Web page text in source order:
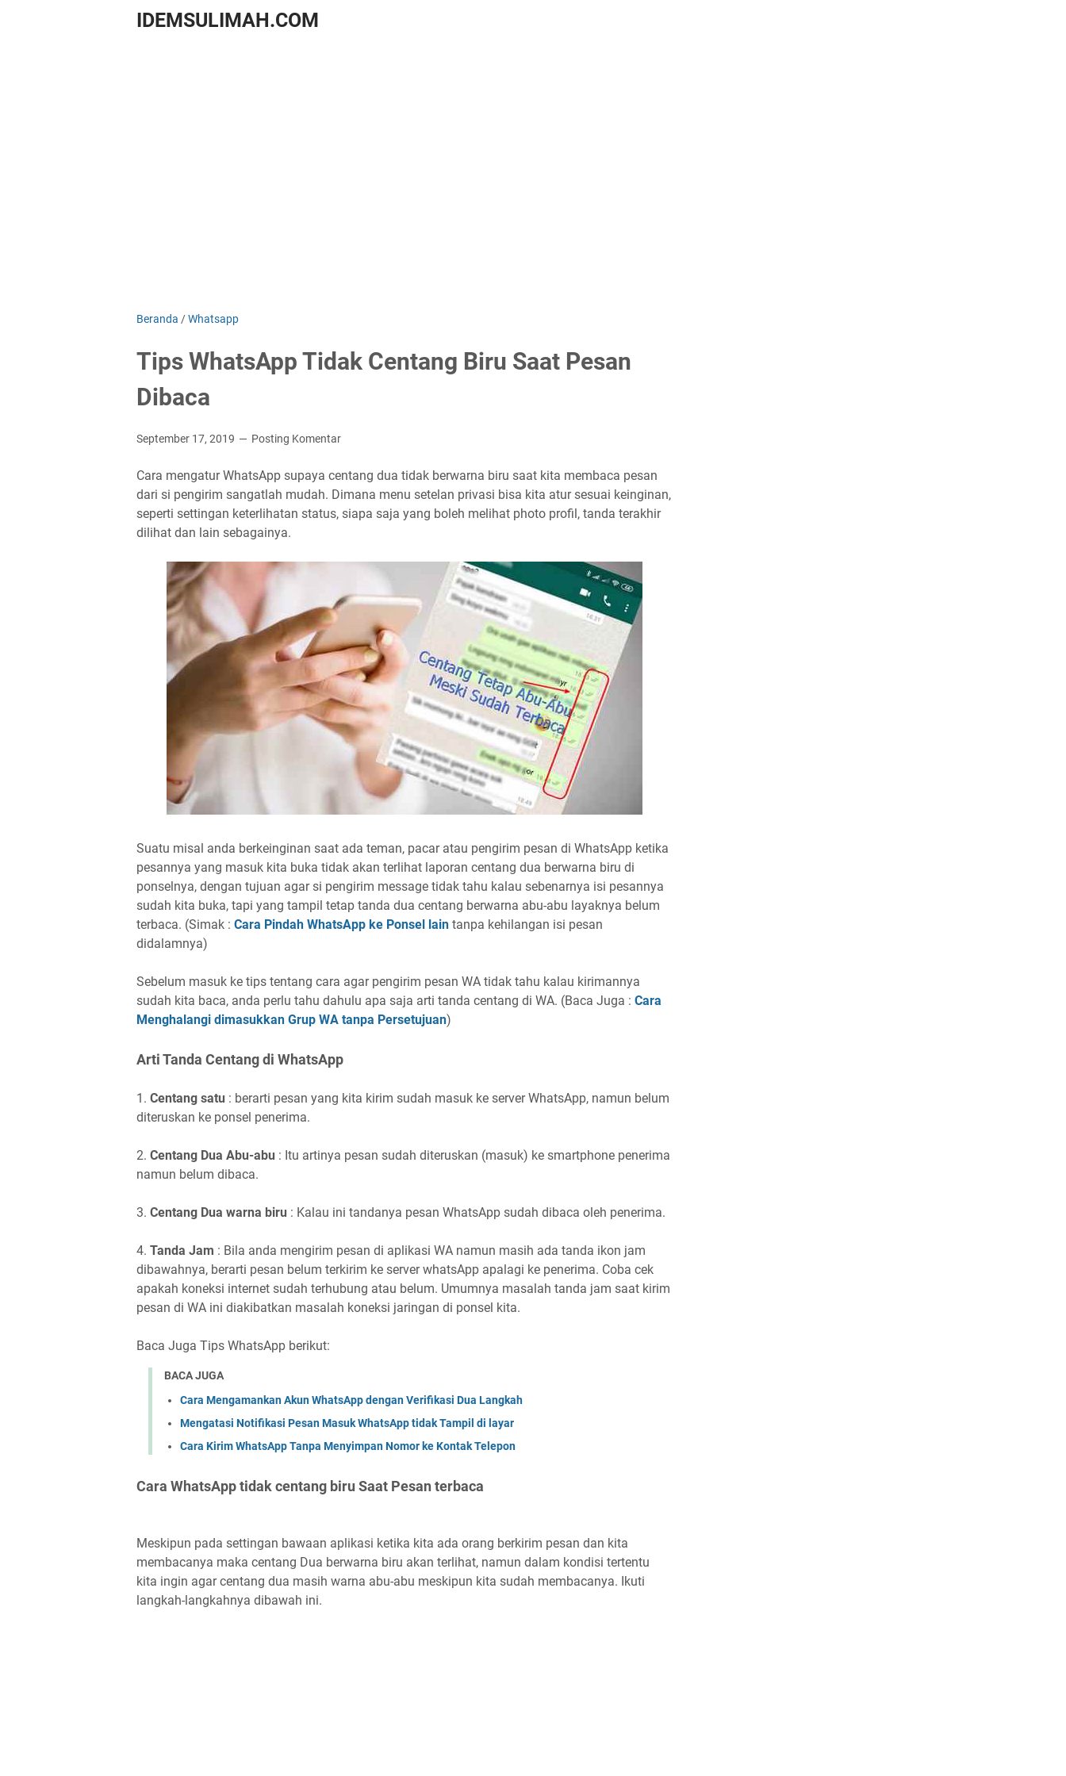
IDEMSULIMAH.COM
Beranda /Whatsapp
Tips WhatsApp Tidak Centang Biru Saat Pesan
Dibaca
September 17, 2019 Posting Komentar
Cara mengatur WhatsApp supaya centang dua tidak berwarna biru saat kita membaca pesan
dari si pengirim sangatlah mudah. Dimana menu setelan privasi bisa kita atur sesuai keinginan,
seperti settingan keterlihatan status, siapa saja yang boleh melihat photo profil, tanda terakhir
dilihat dan lain sebagainya.
Suatu misal anda berkeinginan saat ada teman, pacar atau pengirim pesan di WhatsApp ketika
pesannya yang masuk kita buka tidak akan terlihat laporan centang dua berwarna biru di
ponselnya, dengan tujuan agar si pengirim message tidak tahu kalau sebenarnya isi pesannya
sudah kita buka, tapi yang tampil tetap tanda dua centang berwarna abu-abu layaknya belum
terbaca. (Simak : Cara Pindah WhatsApp ke Ponsel lain tanpa kehilangan isi pesan
didalamnya)
Sebelum masuk ke tips tentang cara agar pengirim pesan WA tidak tahu kalau kirimannya
sudah kita baca, anda perlu tahu dahulu apa saja arti tanda centang di WA. (Baca Juga : Cara
Menghalangi dimasukkan Grup WA tanpa Persetujuan)
Arti Tanda Centang di WhatsApp
1. Centang satu : berarti pesan yang kita kirim sudah masuk ke server WhatsApp, namun belum
diteruskan ke ponsel penerima.
2. Centang Dua Abu-abu : Itu artinya pesan sudah diteruskan (masuk) ke smartphone penerima
namun belum dibaca.
3. Centang Dua warna biru : Kalau ini tandanya pesan WhatsApp sudah dibaca oleh penerima.
4. Tanda Jam : Bila anda mengirim pesan di aplikasi WA namun masih ada tanda ikon jam
dibawahnya, berarti pesan belum terkirim ke server whatsApp apalagi ke penerima. Coba cek
apakah koneksi internet sudah terhubung atau belum. Umumnya masalah tanda jam saat kirim
pesan di WA ini diakibatkan masalah koneksi jaringan di ponsel kita.
Baca Juga Tips WhatsApp berikut:
BACA JUGA
Cara Mengamankan Akun WhatsApp dengan Verifikasi Dua Langkah
Mengatasi Notifikasi Pesan Masuk WhatsApp tidak Tampil di layar
Cara Kirim WhatsApp Tanpa Menyimpan Nomor ke Kontak Telepon
Cara WhatsApp tidak centang biru Saat Pesan terbaca
Meskipun pada settingan bawaan aplikasi ketika kita ada orang berkirim pesan dan kita
membacanya maka centang Dua berwarna biru akan terlihat, namun dalam kondisi tertentu
kita ingin agar centang dua masih warna abu-abu meskipun kita sudah membacanya. Ikuti
langkah-langkahnya dibawah ini.